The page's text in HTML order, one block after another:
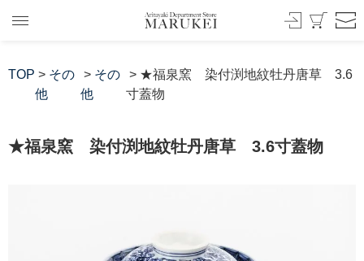
TOP > その
他
> その
他
> ★福泉窯 染付渕地紋牡丹唐草 3.6
寸蓋物
★福泉窯 染付渕地紋牡丹唐草 3.6寸蓋物